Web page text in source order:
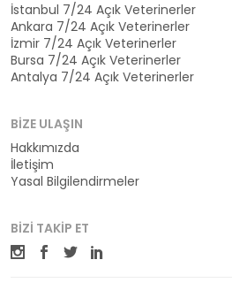
İstanbul 7/24 Açık Veterinerler
Ankara 7/24 Açık Veterinerler
İzmir 7/24 Açık Veterinerler
Bursa 7/24 Açık Veterinerler
Antalya 7/24 Açık Veterinerler
BIZE ULAŞIN
Hakkımızda
İletişim
Yasal Bilgilendirmeler
BIZI TAKIP ET